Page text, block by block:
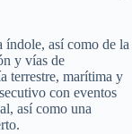
índole, así como de la
y vías de
terrestre, marítima y
con eventos
así como una